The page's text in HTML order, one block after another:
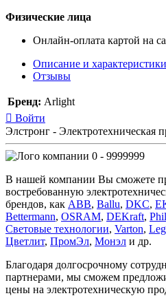
Физические лица
Онлайн-оплата картой на
Описание и характеристики
Отзывы
Бренд: Arlight
Войти
Элстронг - Электротехническая
0 - 9999999
В нашей компании Вы сможете
востребованную
брендов, как ABB, Ballu, DKC,
Bettermann, OSRAM, DEKraft,
Световые технологии, Varton,
Цветлит, ПромЭл, Монэл и др.
Благодаря долгосрочному
партнерами, мы сможем
цены на электротехническую